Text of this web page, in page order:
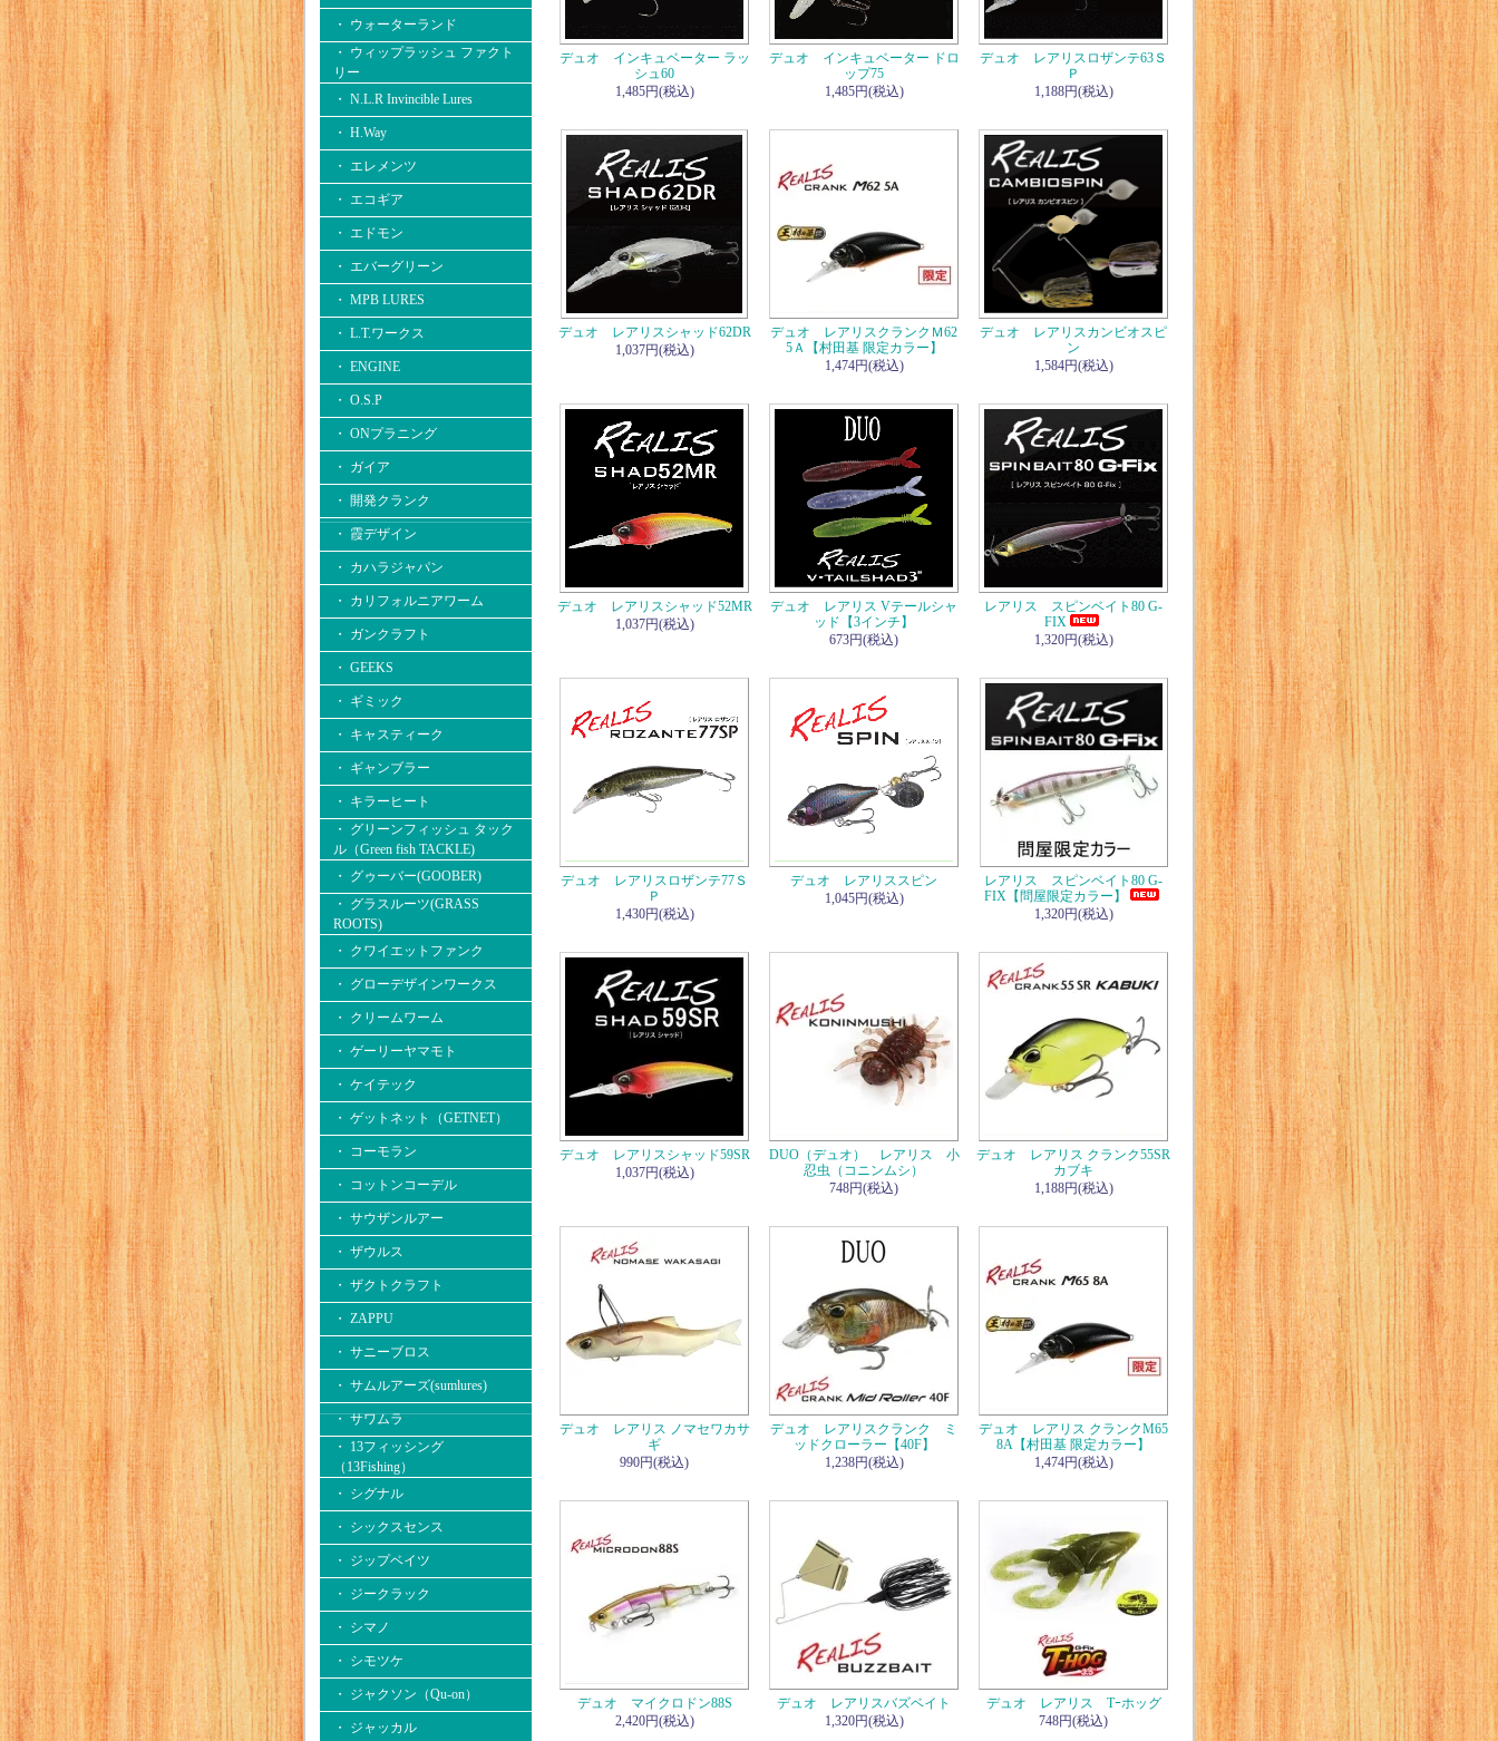
・ ウォーターランド
・ ウィップラッシュ ファクト
リー
・ N.L.R Invincible Lures
・ H.Way
・ エレメンツ
・ エコギア
・ エドモン
・ エバーグリーン
・ MPB LURES
・ L.T.ワークス
・ ENGINE
・ O.S.P
・ ONプラニング
・ ガイア
・ 開発クランク
・ 霞デザイン
・ カハラジャパン
・ カリフォルニアワーム
・ ガンクラフト
・ GEEKS
・ ギミック
・ キャスティーク
・ ギャンブラー
・ キラーヒート
・ グリーンフィッシュ タック
ル（Green fish TACKLE)
・ グゥーバー(GOOBER)
・ グラスルーツ(GRASS
ROOTS)
・ クワイエットファンク
・ グローデザインワークス
・ クリームワーム
・ ゲーリーヤマモト
・ ケイテック
・ ゲットネット（GETNET）
・ コーモラン
・ コットンコーデル
・ サウザンルアー
・ ザウルス
・ ザクトクラフト
・ ZAPPU
・ サニーブロス
・ サムルアーズ(sumlures)
・ サワムラ
・ 13フィッシング
（13Fishing）
・ シグナル
・ シックスセンス
・ ジップベイツ
・ ジークラック
・ シマノ
・ シモツケ
・ ジャクソン（Qu-on）
・ ジャッカル
デュオ インキュベーター ラッ
シュ60
1,485円(税込)
デュオ インキュベーター ドロ
ップ75
1,485円(税込)
デュオ レアリスロザンテ63Ｓ
Ｐ
1,188円(税込)
デュオ レアリスシャッド62DR
1,037円(税込)
デュオ レアリスクランクＭ62
5Ａ【村田基 限定カラー】
1,474円(税込)
デュオ レアリスカンビオスピ
ン
1,584円(税込)
デュオ レアリスシャッド52MR
1,037円(税込)
デュオ レアリス Vテールシャ
ッド【3インチ】
673円(税込)
レアリス スピンベイト80 G-
FIX
1,320円(税込)
デュオ レアリスロザンテ77Ｓ
Ｐ
1,430円(税込)
デュオ レアリススピン
1,045円(税込)
レアリス スピンベイト80 G-
FIX【問屋限定カラー】
1,320円(税込)
デュオ レアリスシャッド59SR
1,037円(税込)
DUO（デュオ） レアリス 小
忍虫（コニンムシ）
748円(税込)
デュオ レアリス クランク55SR
カブキ
1,188円(税込)
デュオ レアリス ノマセワカサ
ギ
990円(税込)
デュオ レアリスクランク ミ
ッドクローラー【40F】
1,238円(税込)
デュオ レアリス クランクM65
8A【村田基 限定カラー】
1,474円(税込)
デュオ マイクロドン88S
2,420円(税込)
デュオ レアリスバズベイト
1,320円(税込)
デュオ レアリス Tｰホッグ
748円(税込)